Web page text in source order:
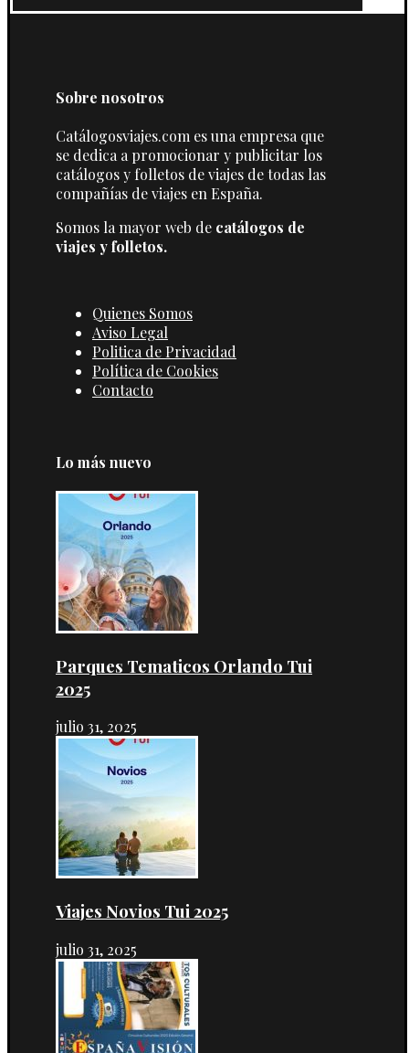
Sobre nosotros
Catálogosviajes.com es una empresa que
se dedica a promocionar y publicitar los
catálogos y folletos de viajes de todas las
compañías de viajes en España.
Somos la mayor web de catálogos de
viajes y folletos.
Quienes Somos
Aviso Legal
Politica de Privacidad
Política de Cookies
Contacto
Lo más nuevo
Parques Tematicos Orlando Tui
2025
julio 31, 2025
Viajes Novios Tui 2025
julio 31, 2025